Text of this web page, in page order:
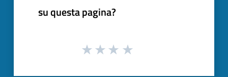
su questa pagina?